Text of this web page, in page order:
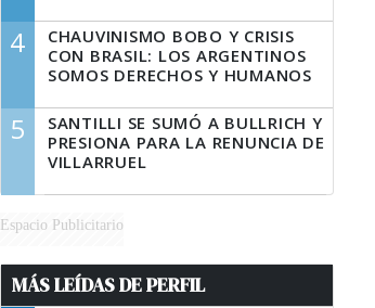
4
CHAUVINISMO BOBO Y CRISIS
CON BRASIL: LOS ARGENTINOS
SOMOS DERECHOS Y HUMANOS
5
SANTILLI SE SUMÓ A BULLRICH Y
PRESIONA PARA LA RENUNCIA DE
VILLARRUEL
Espacio Publicitario
MÁS LEÍDAS DE PERFIL